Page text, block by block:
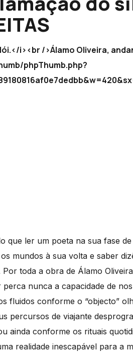
i><br />Álamo Oliveira,
phpThumb.php?
que ler um poeta na sua fase
mundos à sua volta e saber
toda a obra de Álamo
perca nunca a capacidade de
fluidos conforme o “objecto”
percursos de viajante
ainda conforme os rituais
realidade inescapável para a